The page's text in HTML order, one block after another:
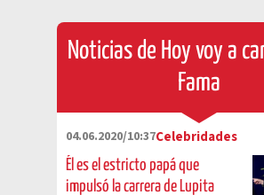
Noticias de Hoy voy a
Fama
04.06.2020/10:37Celebridades
Él es el estricto papá que
impulsó la carrera de Lupita